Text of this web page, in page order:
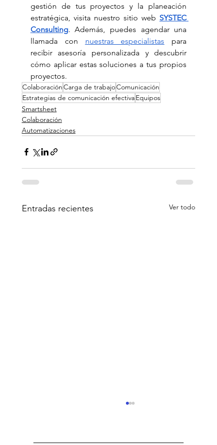
gestión de tus proyectos y la planeación
estratégica, visita nuestro sitio web SYSTEC
Consulting. Además, puedes agendar una
llamada con nuestras especialistas para
recibir asesoría personalizada y descubrir
cómo aplicar estas soluciones a tus propios
proyectos.
ColaboraciónCarga de trabajoComunicación
Estrategias de comunicación efectivaEquipos
Smartsheet
Colaboración
Automatizaciones
Entradas recientes Ver todo